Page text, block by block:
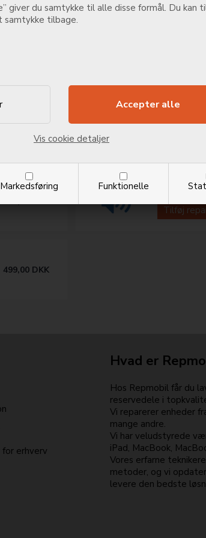
giver du samtykke til alle disse formål. Du kan
tilbage.
Markedsføring Funktionelle
Vis cookie detaljer
Tilføj
DKK
Samsung
Tilføj
499,00 DKK
erhverv
Hvad er
Hos Repmobil får du
reservedele i
Vi reparerer enheder
mange andre.
Vi har veludstyrede
iPad, MacBook,
Vores erfarne
metoder, og vi
levere den bedste